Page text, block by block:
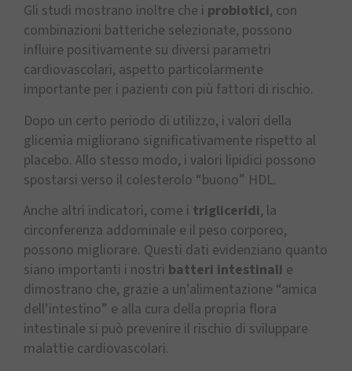
Gli studi mostrano inoltre che i probiotici, con
combinazioni batteriche selezionate, possono
influire positivamente su diversi parametri
cardiovascolari, aspetto particolarmente
importante per i pazienti con più fattori di rischio.
Dopo un certo periodo di utilizzo, i valori della
glicemia migliorano significativamente rispetto al
placebo. Allo stesso modo, i valori lipidici possono
spostarsi verso il colesterolo “buono” HDL.
Anche altri indicatori, come i trigliceridi, la
circonferenza addominale e il peso corporeo,
possono migliorare. Questi dati evidenziano quanto
siano importanti i nostri batteri intestinali e
dimostrano che, grazie a un’alimentazione “amica
dell’intestino” e alla cura della propria flora
intestinale si può prevenire il rischio di sviluppare
malattie cardiovascolari.